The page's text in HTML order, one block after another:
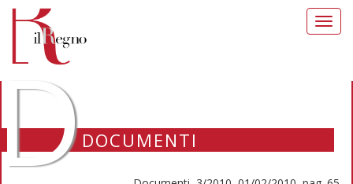
DOCUMENTI